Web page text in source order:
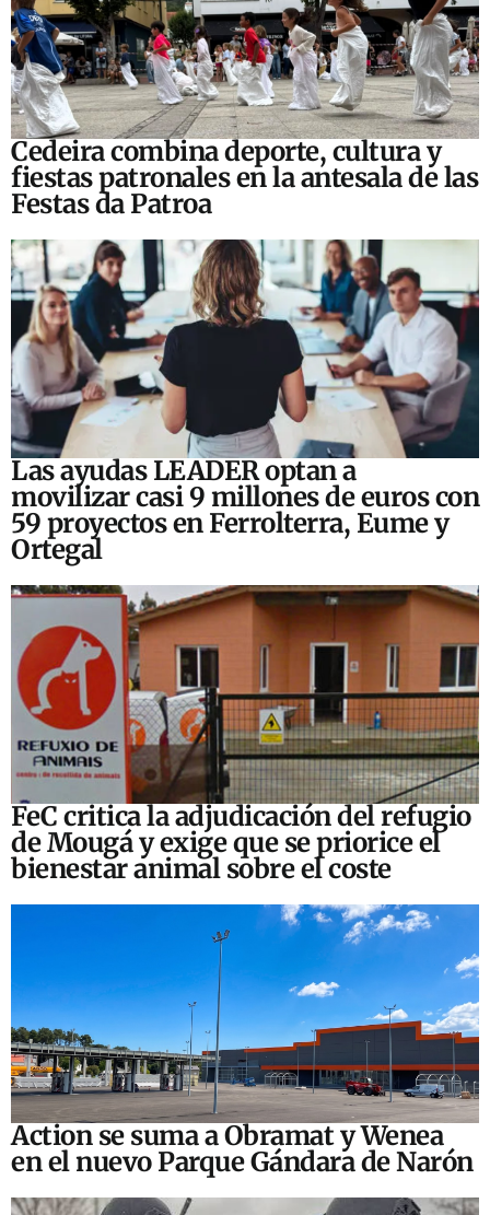
Cedeira combina deporte, cultura y
fiestas patronales en la antesala de las
Festas da Patroa
Las ayudas LEADER optan a
movilizar casi 9 millones de euros con
59 proyectos en Ferrolterra, Eume y
Ortegal
FeC critica la adjudicación del refugio
de Mougá y exige que se priorice el
bienestar animal sobre el coste
Action se suma a Obramat y Wenea
en el nuevo Parque Gándara de Narón